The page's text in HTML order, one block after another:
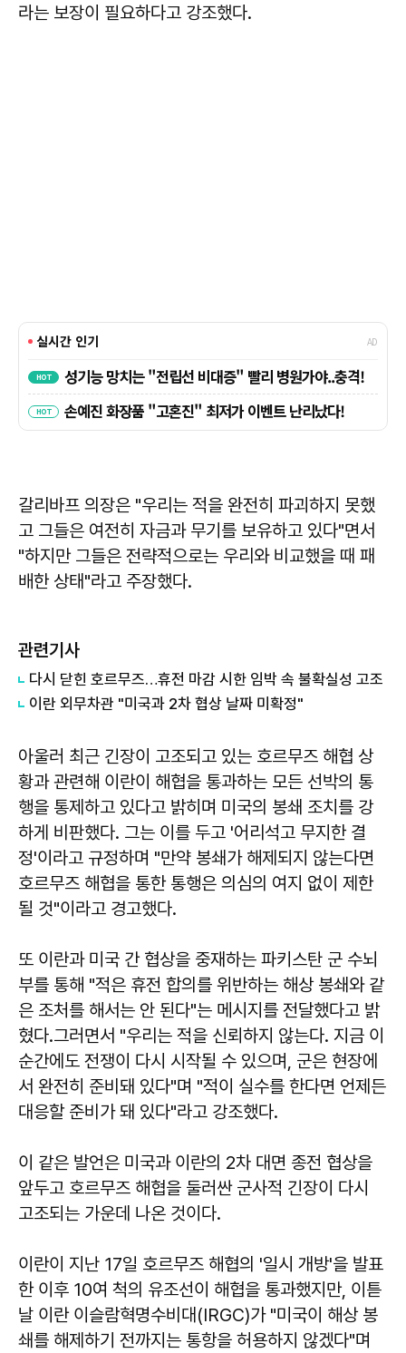
라는 보장이 필요하다고 강조했다.
갈리바프 의장은 "우리는 적을 완전히 파괴하지 못했
고 그들은 여전히 자금과 무기를 보유하고 있다"면서
"하지만 그들은 전략적으로는 우리와 비교했을 때 패
배한 상태"라고 주장했다.
관련기사
다시 닫힌 호르무즈…휴전 마감 시한 임박 속 불확실성 고조
이란 외무차관 "미국과 2차 협상 날짜 미확정"
아울러 최근 긴장이 고조되고 있는 호르무즈 해협 상
황과 관련해 이란이 해협을 통과하는 모든 선박의 통
행을 통제하고 있다고 밝히며 미국의 봉쇄 조치를 강
하게 비판했다. 그는 이를 두고 '어리석고 무지한 결
정'이라고 규정하며 "만약 봉쇄가 해제되지 않는다면
호르무즈 해협을 통한 통행은 의심의 여지 없이 제한
될 것"이라고 경고했다.
또 이란과 미국 간 협상을 중재하는 파키스탄 군 수뇌
부를 통해 "적은 휴전 합의를 위반하는 해상 봉쇄와 같
은 조처를 해서는 안 된다"는 메시지를 전달했다고 밝
혔다.그러면서 "우리는 적을 신뢰하지 않는다. 지금 이
순간에도 전쟁이 다시 시작될 수 있으며, 군은 현장에
서 완전히 준비돼 있다"며 "적이 실수를 한다면 언제든
대응할 준비가 돼 있다"라고 강조했다.
이 같은 발언은 미국과 이란의 2차 대면 종전 협상을
앞두고 호르무즈 해협을 둘러싼 군사적 긴장이 다시
고조되는 가운데 나온 것이다.
이란이 지난 17일 호르무즈 해협의 '일시 개방'을 발표
한 이후 10여 척의 유조선이 해협을 통과했지만, 이튿
날 이란 이슬람혁명수비대(IRGC)가 "미국이 해상 봉
쇄를 해제하기 전까지는 통항을 허용하지 않겠다"며